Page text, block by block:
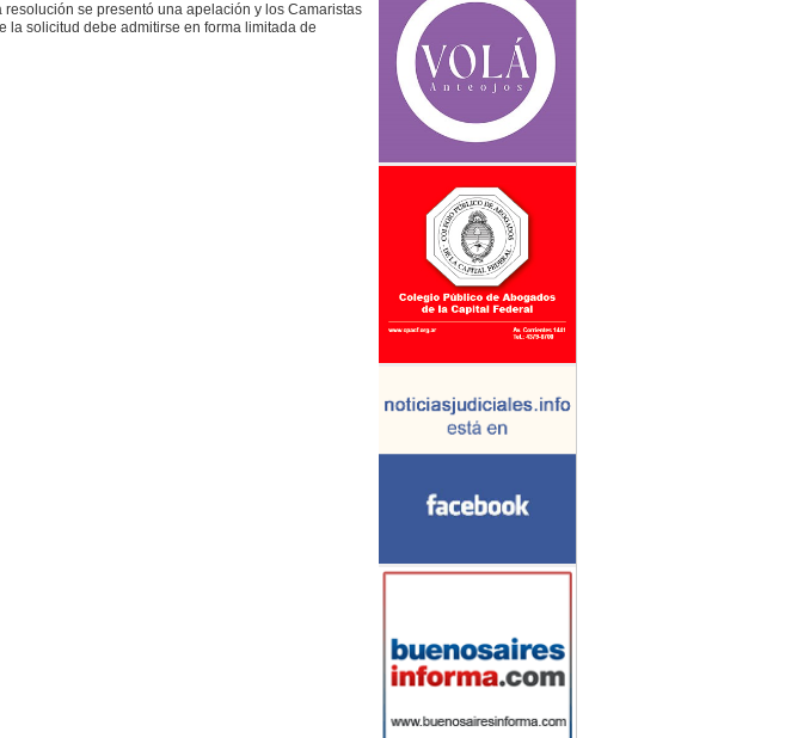
se presentó una apelación y los Camaristas
la solicitud debe admitirse en forma limitada de